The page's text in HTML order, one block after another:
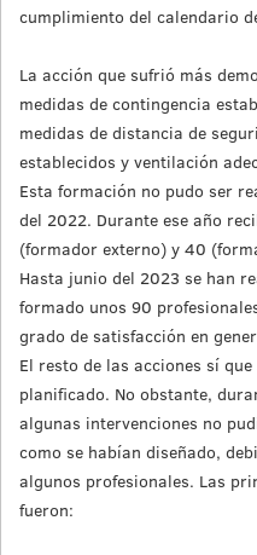
cumplimiento del calendario
La acción que sufrió más
medidas de contingencia
medidas de distancia de
establecidos y ventilación
Esta formación no pudo ser
del 2022. Durante ese año
(formador externo) y 40
Hasta junio del 2023 se han
formado unos 90
grado de satisfacción en
El resto de las acciones sí
planificado. No obstante,
algunas intervenciones no
como se habían diseñado,
algunos profesionales. Las
fueron: